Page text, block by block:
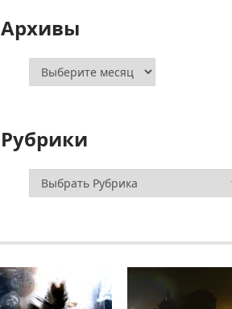
Архивы
Архивы
Рубрики
Рубрики